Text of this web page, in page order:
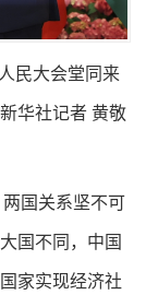
民大会堂同来
华社记者 黄敬
国关系坚不可
国不同，中国
家实现经济社